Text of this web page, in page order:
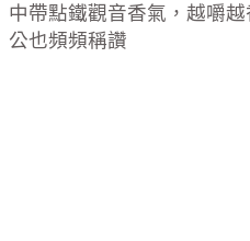
中帶點鐵觀音香氣，越嚼
公也頻頻稱讚